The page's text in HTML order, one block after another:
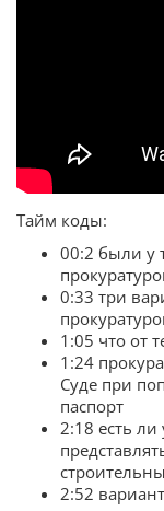
Тайм коды:
00:2 были у
0:33 три
1:05 что от
1:24
Суде при
паспорт
2:18 есть
2:52